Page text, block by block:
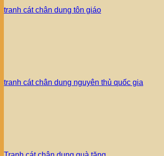
tranh cát chân dung tôn giáo
tranh cát chân dung nguyên thủ quốc gia